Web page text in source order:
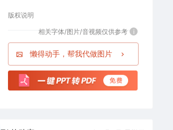
版权说明
相关字体/图片/音视频仅供参考 i
懒得动手，帮我代做图片